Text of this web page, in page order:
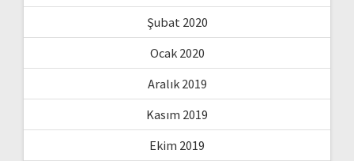
Şubat 2020
Ocak 2020
Aralık 2019
Kasım 2019
Ekim 2019